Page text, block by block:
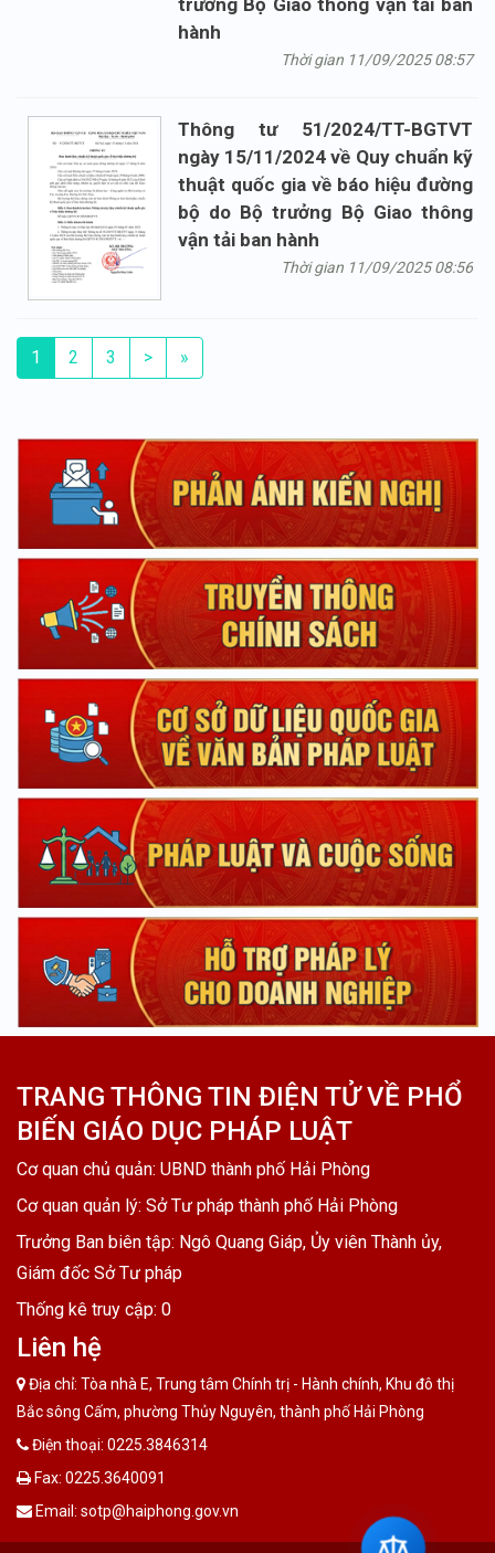
hành
Thời gian 11/09/2025 08:57
Thông tư 51/2024/TT-BGTVT
ngày 15/11/2024 về Quy chuẩn kỹ
thuật quốc gia về báo hiệu đường
bộ do Bộ trưởng Bộ Giao thông
vận tải ban hành
Thời gian 11/09/2025 08:56
1 2 3 > »
TRANG THÔNG TIN ĐIỆN TỬ VỀ PHỔ
BIẾN GIÁO DỤC PHÁP LUẬT
Cơ quan chủ quản: UBND thành phố Hải Phòng
Cơ quan quản lý: Sở Tư pháp thành phố Hải Phòng
Trưởng Ban biên tập: Ngô Quang Giáp, Ủy viên Thành ủy,
Giám đốc Sở Tư pháp
Thống kê truy cập: 0
Liên hệ
Địa chỉ: Tòa nhà E, Trung tâm Chính trị - Hành chính, Khu đô thị
Bắc sông Cấm, phường Thủy Nguyên, thành phố Hải Phòng
Điện thoại: 0225.3846314
Fax: 0225.3640091
Email: sotp@haiphong.gov.vn